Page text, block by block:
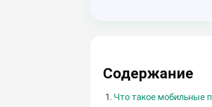
Содержание
Что такое мобильные